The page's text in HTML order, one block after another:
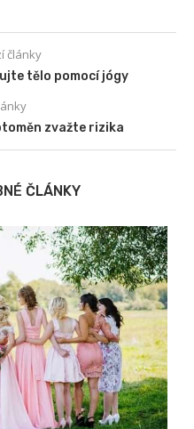
články
tělo pomocí jógy
zvažte rizika
ČLÁNKY